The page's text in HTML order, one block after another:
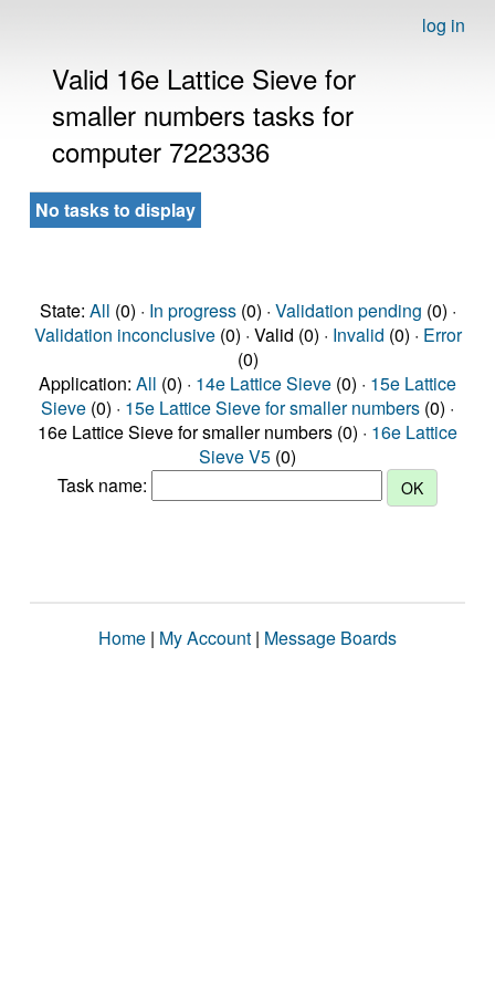
log in
Valid 16e Lattice Sieve for
smaller numbers tasks for
computer 7223336
No tasks to display
State: All (0) · In progress(0) · Validation pending (0) ·
Validation inconclusive(0) · Valid (0) · Invalid (0) · Error
(0)
Application: All (0) · 14e Lattice Sieve (0) · 15e Lattice
Sieve (0) · 15e Lattice Sieve for smaller numbers (0) ·
16e Lattice Sieve for smaller numbers (0) · 16e Lattice
Sieve V5 (0)
Task name:
Home | My Account | Message Boards